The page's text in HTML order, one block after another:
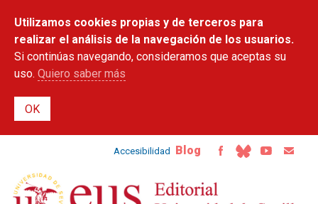
contenido
principal
Utilizamos cookies propias y de terceros para
realizar el análisis de la navegación de los usuarios.
Si continúas navegando, consideramos que aceptas su
uso. Quiero saber más
Accesibilidad Blog